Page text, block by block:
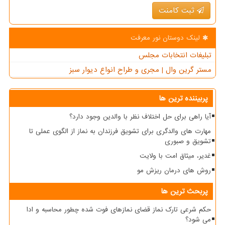
ثبت کامنت
لینک دوستان نور معرفت
تبلیغات انتخابات مجلس
مستر گرین وال | مجری و طراح انواع دیوار سبز
پربیننده ترین ها
آیا راهی برای حل اختلاف نظر با والدین وجود دارد؟
مهارت های والدگری برای تشویق فرزندان به نماز از الگوی عملی تا
تشویق و صبوری
غدیر، میثاق امت با ولایت
روش های درمان ریزش مو
پربحث ترین ها
حکم شرعی تارک نماز قضای نمازهای فوت شده چطور محاسبه و ادا
می شود؟